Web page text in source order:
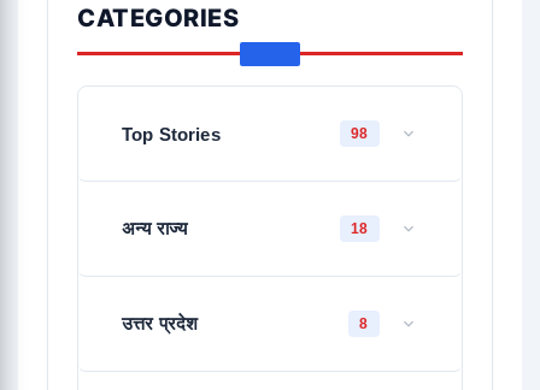
CATEGORIES
Top Stories 98
अन्य राज्य 18
उत्तर प्रदेश 8